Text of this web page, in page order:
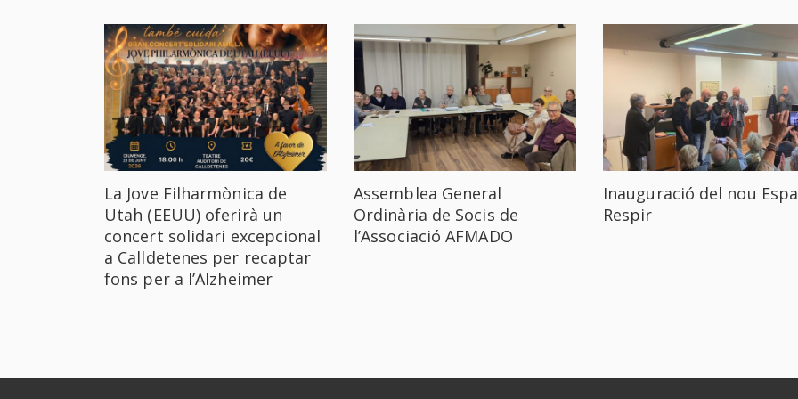
La Jove Filharmònica de
Utah (EEUU) oferirà un
concert solidari excepcional
a Calldetenes per recaptar
fons per a l’Alzheimer
Assemblea General
Ordinària de Socis de
l’Associació AFMADO
Inauguració del nou
Respir